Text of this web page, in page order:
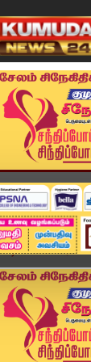
விளையாட்டு
வீடியோ ஸ்டோரி